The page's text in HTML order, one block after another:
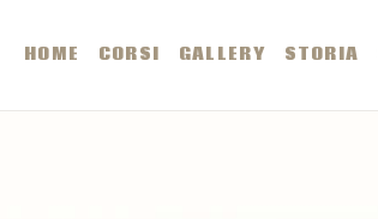
HOME CORSI GALLERY STORIA
HOME
CORSI